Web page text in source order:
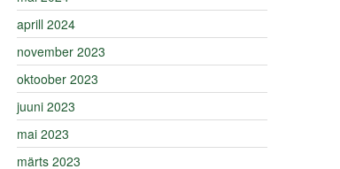
aprill 2024
november 2023
oktoober 2023
juuni 2023
mai 2023
märts 2023